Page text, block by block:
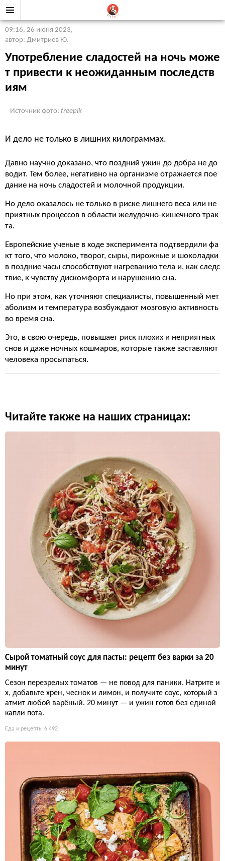
09:16, 26 июня 2023,
автор: Дмитриев Ю.
Употребление сладостей на ночь може
т привести к неожиданным последств
иям
Источник фото: freepik
И дело не только в лишних килограммах.
Давно научно доказано, что поздний ужин до добра не до
водит. Тем более, негативно на организме отражается пое
дание на ночь сладостей и молочной продукции.
Но дело оказалось не только в риске лишнего веса или не
приятных процессов в области желудочно-кишечного трак
та.
Европейские ученые в ходе эксперимента подтвердили фа
кт того, что молоко, творог, сыры, пирожные и шоколадки
в поздние часы способствуют нагреванию тела и, как следс
твие, к чувству дискомфорта и нарушению сна.
Но при этом, как уточняют специалисты, повышенный мет
аболизм и температура возбуждают мозговую активность
во время сна.
Это, в свою очередь, повышает риск плохих и неприятных
снов и даже ночных кошмаров, которые также заставляют
человека просыпаться.
Читайте также на наших страницах:
Сырой томатный соус для пасты: рецепт без варки за 20
минут
Сезон перезрелых томатов — не повод для паники. Натрите и
х, добавьте хрен, чеснок и лимон, и получите соус, который з
атмит любой варёный. 20 минут — и ужин готов без единой
капли пота.
Еда и рецепты 6 492